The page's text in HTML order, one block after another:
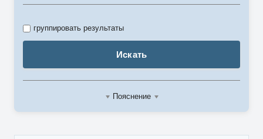
Искать
группировать результаты
Пояснение